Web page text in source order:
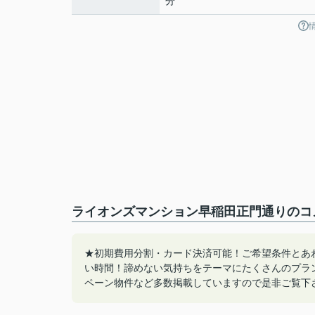
ライオンズマンション早稲田正門通りの
★初期費用分割・カード決済可能！ご希望条件と
い時間！諦めない気持ちをテーマにたくさんのプ
ペーン物件など多数掲載していますので是非ご覧下